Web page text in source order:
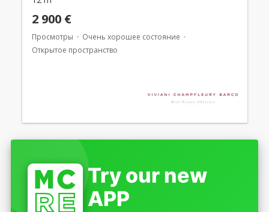
2 900 €
Просмотры
Очень хорошее состояние
Открытое пространство
Try our new
APP